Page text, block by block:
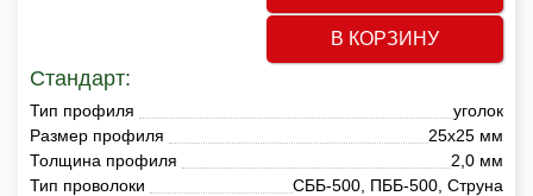
В КОРЗИНУ
Стандарт:
Тип профиля
уголок
Размер профиля
25х25 мм
Толщина профиля
2,0 мм
Тип проволоки
СББ-500, ПББ-500, Струна